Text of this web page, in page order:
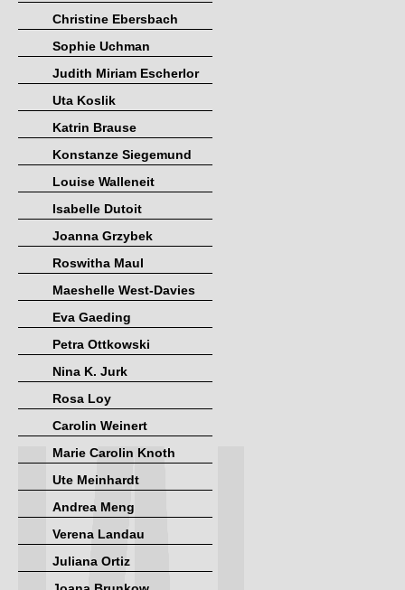
Christine Ebersbach
Sophie Uchman
Judith Miriam Escherlor
Uta Koslik
Katrin Brause
Konstanze Siegemund
Louise Walleneit
Isabelle Dutoit
Joanna Grzybek
Roswitha Maul
Maeshelle West-Davies
Eva Gaeding
Petra Ottkowski
Nina K. Jurk
Rosa Loy
Carolin Weinert
Marie Carolin Knoth
Ute Meinhardt
Andrea Meng
Verena Landau
Juliana Ortiz